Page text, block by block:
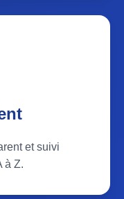
et suivi
à Z.